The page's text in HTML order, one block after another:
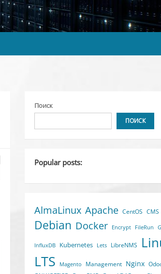
Поиск
ПОИСК
Popular posts:
AlmaLinux Apache CentOS CMS
Debian Docker Encrypt FileRun
InfluxDB Kubernetes Lets LibreNMS
LTS Magento Management Nginx